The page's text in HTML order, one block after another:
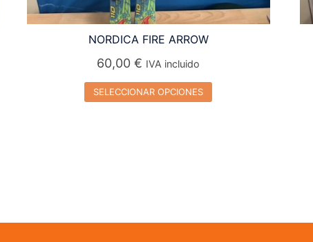
NORDICA FIRE ARROW
60,00€ IVA incluido
SELECCIONAR OPCIONES
opciones